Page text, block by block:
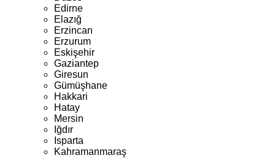
Edirne
Elazığ
Erzincan
Erzurum
Eskişehir
Gaziantep
Giresun
Gümüşhane
Hakkari
Hatay
Mersin
Iğdır
Isparta
Kahramanmaraş